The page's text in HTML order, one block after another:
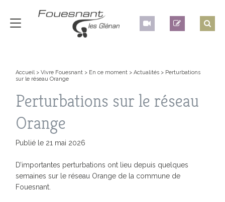
Accueil>Vivre Fouesnant > En ce moment >Actualités > Perturbations
sur le réseau Orange
Perturbations sur le réseau
Orange
Publié le 21 mai 2026
D’importantes perturbations ont lieu depuis quelques
semaines sur le réseau Orange de la commune de
Fouesnant.